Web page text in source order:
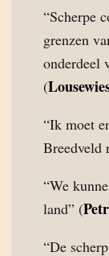
“Scherpe
grenzen
onderdeel
(
“Ik moet
Breedveld
“We
land” (
“De